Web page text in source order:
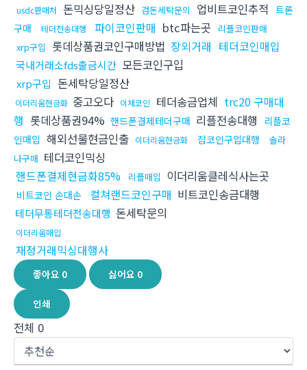
usdc판매처 돈믹싱당일정산 검돈세탁문의 업비트코인추적 트론
구매
테더전송대행 파이코인판매 btc파는곳
리플코인판매
xrp구입
롯데상품권코인구매방법 장외거래 테더코인매입
국내거래소fds출금시간 모든코인구입
xrp구입 돈세탁당일정산
이더리움현금화 중고오다 이체코인 테더송금업체 trc20 구매대
행 롯데상품권94% 핸드폰결제테더구매 리플전송대행 리플코
인매입 해외선물현금인출 이더리움현금화 잡코인구입대행
솔라
나구매 테더코인믹싱
핸드폰결제현금화85%
리플매입 이더리움클레식사는곳
비트코인 손대손 컬쳐랜드코인구매 비트코인송금대행
테더무통테더전송대행 돈세탁문의
이더리움매입
재정거래믹싱대행사
좋아요 0 싫어요 0
인쇄
전체 0